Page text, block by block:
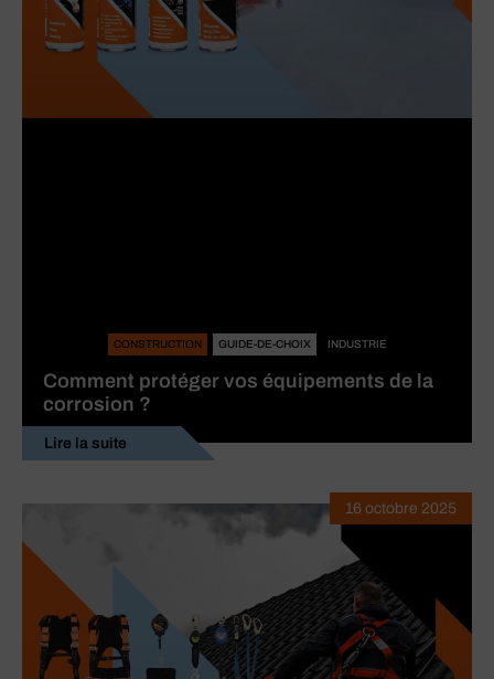
CONSTRUCTION GUIDE-DE-CHOIX INDUSTRIE
Comment protéger vos équipements de la
corrosion ?
Lire la suite
16 octobre 2025